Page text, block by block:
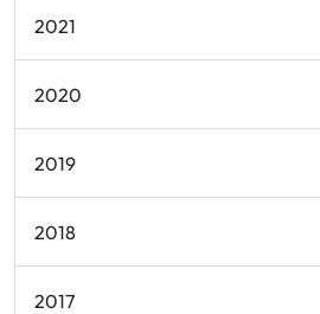
2021
2020
2019
2018
2017